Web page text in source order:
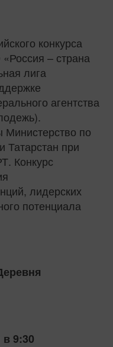
конкурса
– страна
лига
агентства
Министерство по
Татарстан при
Конкурс
лидерских
потенциала
9:30